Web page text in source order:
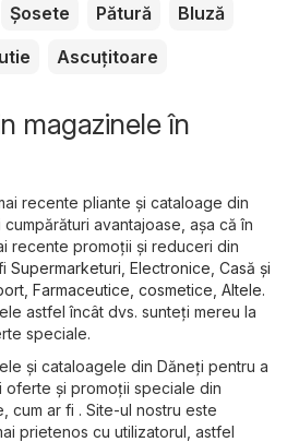
Șosete Pătură
Bluză
Ascuțitoare
magazinele în
recente pliante și cataloage din
avantajoase, așa că în
recente promoții și reduceri din
Supermarketuri Electronice Casă și
Farmaceutice, cosmetice Altele.
astfel încât dvs. sunteți mereu la
speciale.
și cataloagele din Dăneţi pentru a
oferte și promoții speciale din
cum ar fi . Site-ul nostru este
prietenos cu utilizatorul, astfel